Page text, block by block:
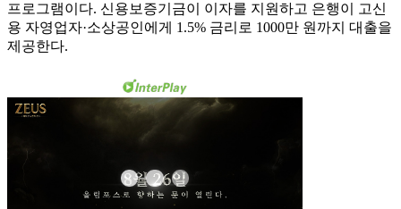
프로그램이다. 신용보증기금이 이자를 지원하고 은행이 고신
용 자영업자·소상공인에게 1.5% 금리로 1000만 원까지 대출을
제공한다.